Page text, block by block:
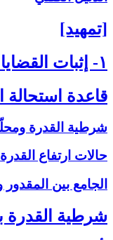
[تمهيد]
۱- إثبات القضايا العقليّة
قاعدة استحالة
شرطية القدرة
حالات ارتفاع القدرة
الجامع بين المقدور
شرطية القدرة